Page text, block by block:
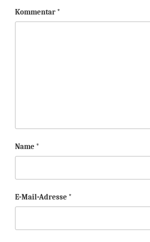
Kommentar *
Name *
E-Mail-Adresse *